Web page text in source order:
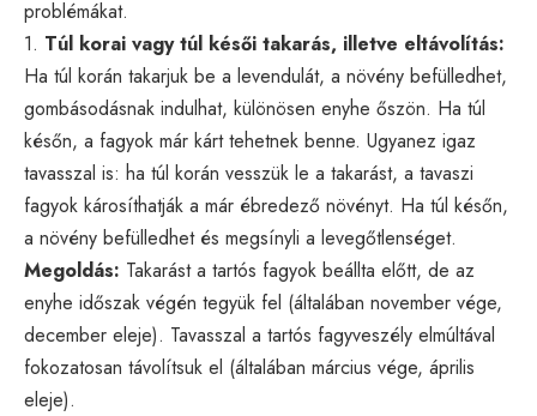
problémákat.
1. Túl korai vagy túl késői takarás, illetve eltávolítás:
Ha túl korán takarjuk be a levendulát, a növény befülledhet,
gombásodásnak indulhat, különösen enyhe őszön. Ha túl
későn, a fagyok már kárt tehetnek benne. Ugyanez igaz
tavasszal is: ha túl korán vesszük le a takarást, a tavaszi
fagyok károsíthatják a már ébredező növényt. Ha túl későn,
a növény befülledhet és megsínyli a levegőtlenséget.
Megoldás: Takarást a tartós fagyok beállta előtt, de az
enyhe időszak végén tegyük fel (általában november vége,
december eleje). Tavasszal a tartós fagyveszély elmúltával
fokozatosan távolítsuk el (általában március vége, április
eleje).